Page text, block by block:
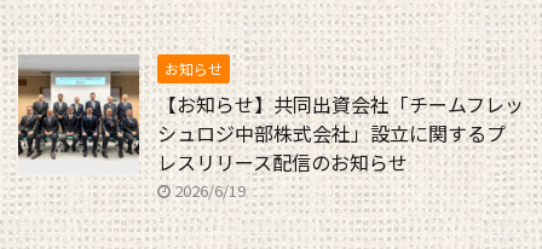
お知らせ
【お知らせ】共同出資会社「チームフレッ
シュロジ中部株式会社」設立に関するプ
レスリリース配信のお知らせ
2026/6/19